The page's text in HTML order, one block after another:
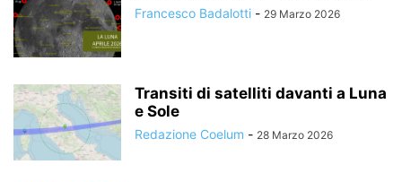
Francesco Badalotti - 29 Marzo 2026
Transiti di satelliti davanti a Luna
e Sole
Redazione Coelum - 28 Marzo 2026